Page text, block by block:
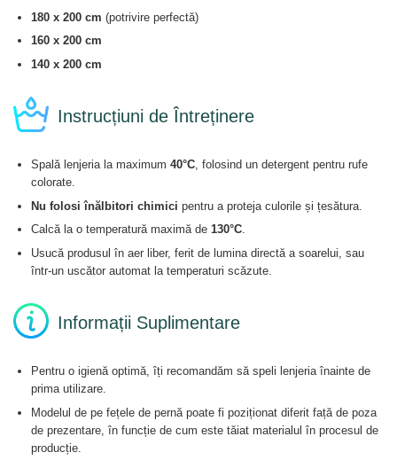
180 x 200 cm (potrivire perfectă)
160 x 200 cm
140 x 200 cm
Instrucțiuni de Întreținere
Spală lenjeria la maximum 40°C, folosind un detergent pentru rufe
colorate.
Nu folosi înălbitori chimici pentru a proteja culorile și țesătura.
Calcă la o temperatură maximă de 130°C.
Usucă produsul în aer liber, ferit de lumina directă a soarelui, sau
într-un uscător automat la temperaturi scăzute.
Informații Suplimentare
Pentru o igienă optimă, îți recomandăm să speli lenjeria înainte de
prima utilizare.
Modelul de pe fețele de pernă poate fi poziționat diferit față de poza
de prezentare, în funcție de cum este tăiat materialul în procesul de
producție.